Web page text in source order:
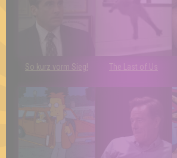
So kurz vorm Sieg! The Last of Us